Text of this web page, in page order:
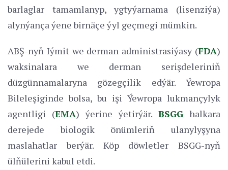
barlaglar tamamlanyp, ygtyýarnama (lisenziýa)
alynýança ýene birnäçe ýyl geçmegi mümkin.
ABŞ-nyň Iýmit we derman administrasiýasy (FDA)
waksinalara we derman serişdeleriniň
düzgünnamalaryna gözegçilik edýär. Ýewropa
Bileleşiginde bolsa, bu işi Ýewropa lukmançylyk
agentligi (EMA) ýerine ýetirýär. BSGG halkara
derejede biologik önümleriň ulanylyşyna
maslahatlar berýär. Köp döwletler BSGG-nyň
ülňülerini kabul etdi.